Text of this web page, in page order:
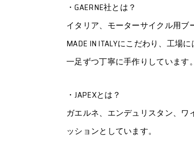
・GAERNE社とは？
イタリア、モーターサイクル用ブ
MADE IN ITALYにこだわり、工場
一足ずつ丁寧に手作りしています
・JAPEXとは？
ガエルネ、エンデュリスタン、ワ
ッションとしています。